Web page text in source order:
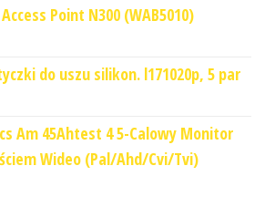
Point N300 (WAB5010)
do uszu silikon. l171020p, 5 par
Am 45Ahtest 4 5-Calowy Monitor
Wideo (Pal/Ahd/Cvi/Tvi)